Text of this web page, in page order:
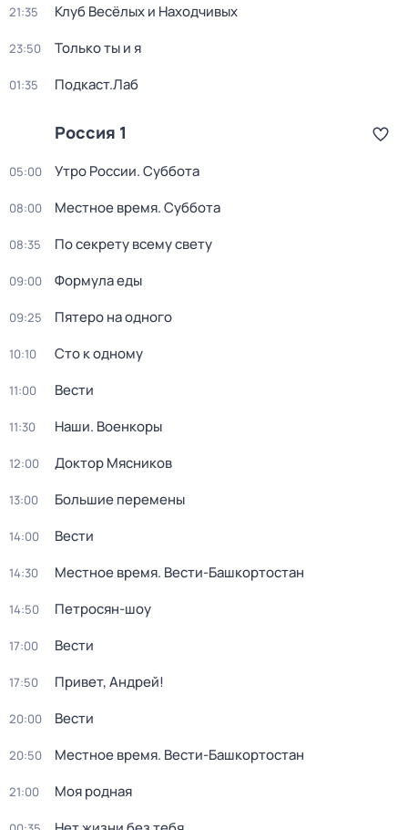
21:35 Клуб Весёлых и Находчивых
23:50 Только ты и я
01:35 Подкаст.Лаб
Россия 1
05:00 Утро России. Суббота
08:00 Местное время. Суббота
08:35 По секрету всему свету
09:00 Формула еды
09:25 Пятеро на одного
10:10 Сто к одному
11:00 Вести
11:30 Наши. Военкоры
12:00 Доктор Мясников
13:00 Большие перемены
14:00 Вести
14:30 Местное время. Вести-Башкортостан
14:50 Петросян-шоу
17:00 Вести
17:50 Привет, Андрей!
20:00 Вести
20:50 Местное время. Вести-Башкортостан
21:00 Моя родная